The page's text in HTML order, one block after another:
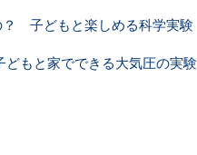
？ 子どもと楽しめる科学実験
もと家でできる大気圧の実験